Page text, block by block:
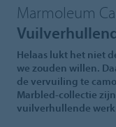
Marmoleum
Helaas lukt het niet
we zouden willen.
de vervuiling te
Marbled-collectie
vuilverhullende